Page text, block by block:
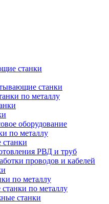
станки
станки
по металлу
оборудование
по металлу
станки
РВД и труб
проводов и кабелей
по металлу
по металлу
станки